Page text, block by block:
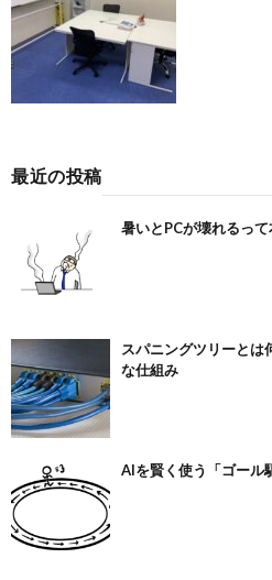
最近の投稿
暑いとPCが壊れるって
スパニングツリーとは
な仕組み
AIを賢く使う「ゴール